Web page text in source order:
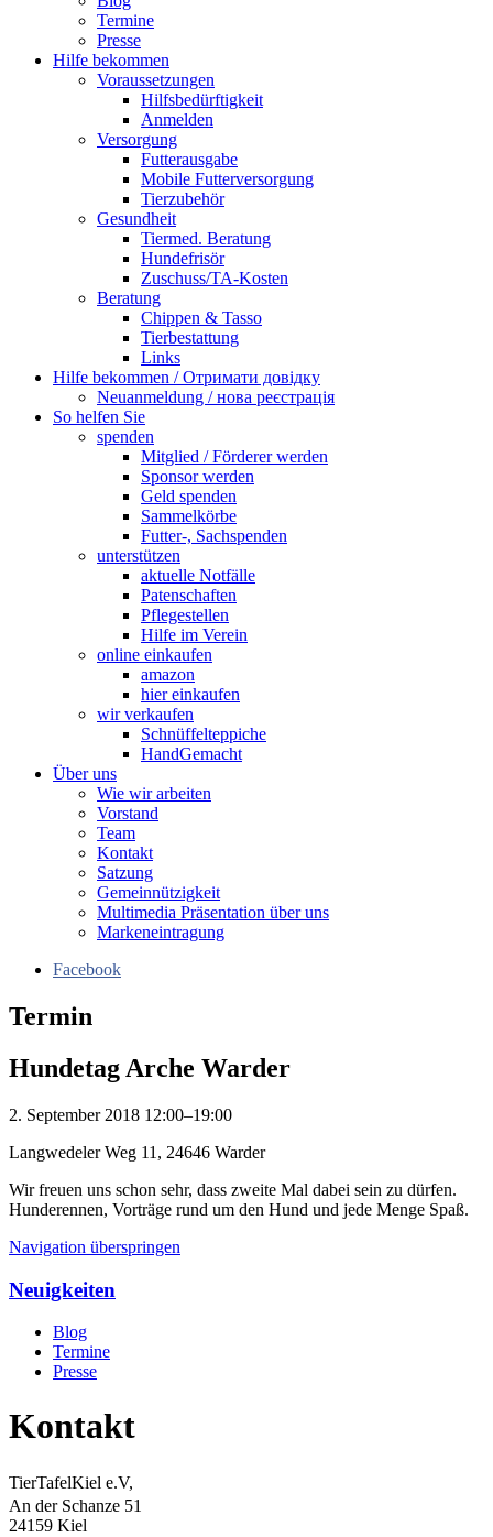
Termine
Presse
Hilfe bekommen
Voraussetzungen
Hilfsbedürftigkeit
Anmelden
Versorgung
Futterausgabe
Mobile Futterversorgung
Tierzubehör
Gesundheit
Tiermed. Beratung
Hundefrisör
Zuschuss/TA-Kosten
Beratung
Chippen & Tasso
Tierbestattung
Links
Hilfe bekommen / Отримати довідку
Neuanmeldung / нова реєстрація
So helfen Sie
spenden
Mitglied / Förderer werden
Sponsor werden
Geld spenden
Sammelkörbe
Futter-, Sachspenden
unterstützen
aktuelle Notfälle
Patenschaften
Pflegestellen
Hilfe im Verein
online einkaufen
amazon
hier einkaufen
wir verkaufen
Schnüffelteppiche
HandGemacht
Über uns
Wie wir arbeiten
Vorstand
Team
Kontakt
Satzung
Gemeinnützigkeit
Multimedia Präsentation über uns
Markeneintragung
Facebook
Termin
Hundetag Arche Warder
2. September 2018 12:00–19:00
Langwedeler Weg 11, 24646 Warder
Wir freuen uns schon sehr, dass zweite Mal dabei sein zu dürfen.
Hunderennen, Vorträge rund um den Hund und jede Menge Spaß.
Navigation überspringen
Neuigkeiten
Blog
Termine
Presse
Kontakt
TierTafelKiel e.V,
An der Schanze 51
24159 Kiel